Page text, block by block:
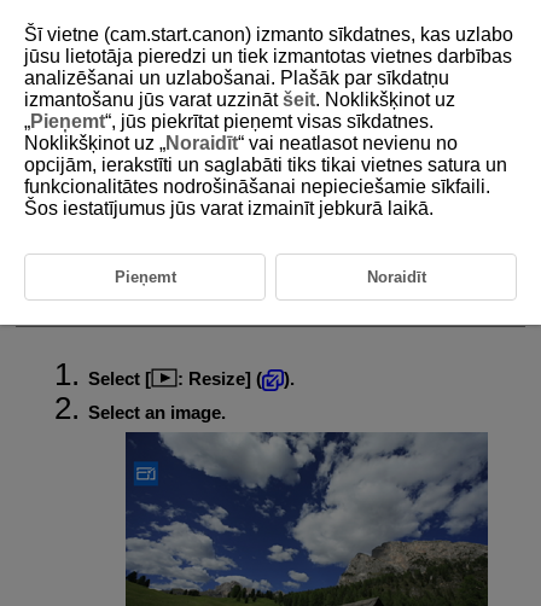
D388-162
Resizing JPEG/HEIF Images
You can resize a JPEG or HEIF image to reduce the pixel count and
HEIFs (in sizes except
), including those captured in RAW+JPEG
and RAW+HEIF shooting. Note that resizing is not available for
images, RAW still photos or movies, or frame-grab images from 4K
Select [ : Resize] (
).
Select an image.
Šī vietne (cam.start.canon) izmanto sīkdatnes, kas uzlabo
jūsu lietotāja pieredzi un tiek izmantotas vietnes darbības
analizēšanai un uzlabošanai. Plašāk par sīkdatņu
izmantošanu jūs varat uzzinātšeit. Noklikšķinot uz
„Pieņemt“, jūs piekrītat pieņemt visas sīkdatnes.
Noklikšķinot uz „Noraidīt“ vai neatlasot nevienu no
opcijām, ierakstīti un saglabāti tiks tikai vietnes satura un
funkcionalitātes nodrošināšanai nepieciešamie sīkfaili.
Šos iestatījumus jūs varat izmainīt jebkurā laikā.
Pieņemt Noraidīt